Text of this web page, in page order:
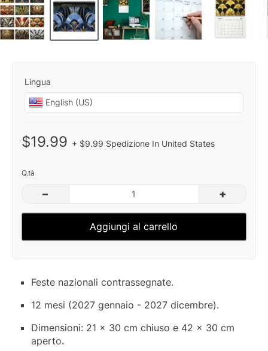
Lingua
$19.99 + $9.99 Spedizione In United States
Q.tà
– +
Aggiungi al carrello
Feste nazionali contrassegnate.
12 mesi (2027 gennaio - 2027 dicembre).
Dimensioni: 21 x 30 cm chiuso e 42 x 30 cm
aperto.